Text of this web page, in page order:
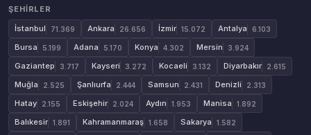
ŞEHIRLER
İstanbul
71.369 Ankara 26.656 İzmir 15.072 Antalya 6.103
Bursa 5.199 Adana 5.170 Konya 4.302 Mersin 3.924
Gaziantep 3.717 Kayseri 3.272 Kocaeli 3.132 Diyarbakır 2.615
Muğla 2.525 Şanlıurfa 2.444 Samsun 2.431 Denizli 2.313
Hatay 2.155 Eskişehir 2.024 Aydın 1.953 Manisa 1.892
Balıkesir 1.891 Kahramanmaraş 1.658 Sakarya 1.582